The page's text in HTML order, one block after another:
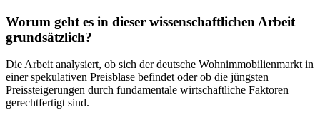
Worum geht es in dieser wissenschaftlichen Arbeit
grundsätzlich?
Die Arbeit analysiert, ob sich der deutsche Wohnimmobilienmarkt in
einer spekulativen Preisblase befindet oder ob die jüngsten
Preissteigerungen durch fundamentale wirtschaftliche Faktoren
gerechtfertigt sind.